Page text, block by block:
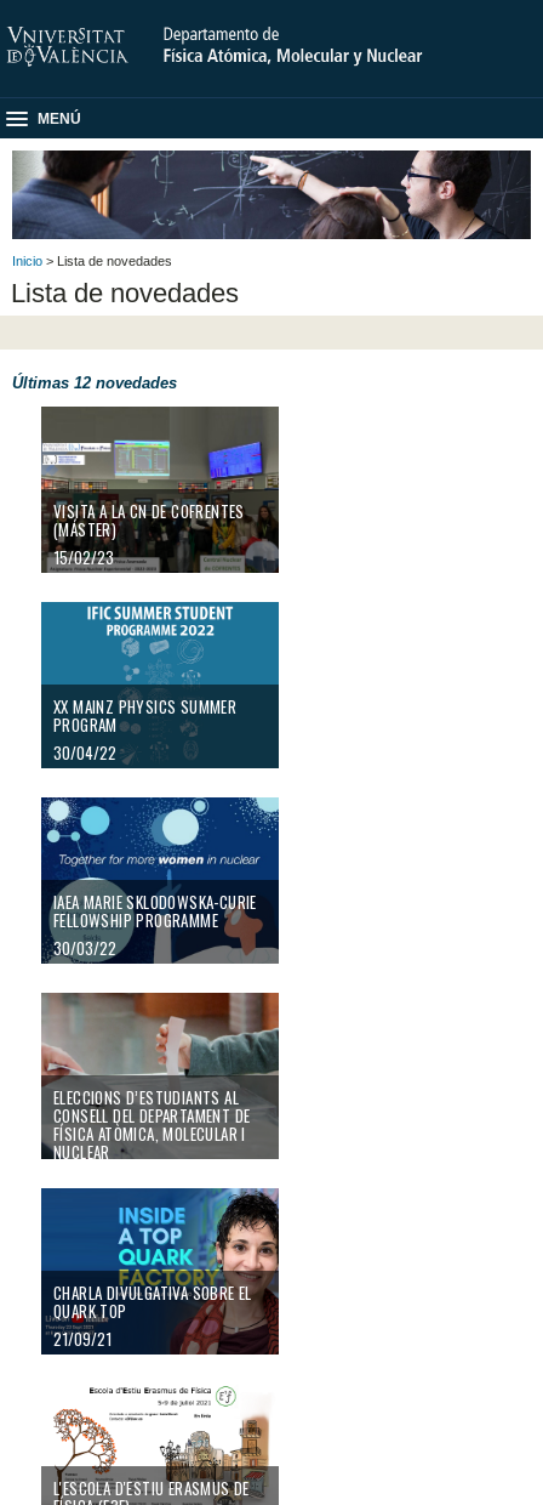
MENÚ
Inicio > Lista de novedades
Lista de novedades
Últimas 12 novedades
VISITA A LA CN DE COFRENTES
(MÁSTER)
15/02/23
XX MAINZ PHYSICS SUMMER PROGRAM
XX MAINZ PHYSICS SUMMER
PROGRAM
30/04/22
IAEA Marie Sklodowska-Curie Fellowship Programme
IAEA MARIE SKLODOWSKA-CURIE
FELLOWSHIP PROGRAMME
30/03/22
Eleccions d’Estudiants al Consell del Departament de Física Atòmica,
ELECCIONS D’ESTUDIANTS AL
CONSELL DEL DEPARTAMENT DE
FÍSICA ATÒMICA, MOLECULAR I
NUCLEAR
Charla divulgativa sobre el quark Top
CHARLA DIVULGATIVA SOBRE EL
QUARK TOP
21/09/21
L'Escola d'Estiu Erasmus de Física (E3F)
L'ESCOLA D'ESTIU ERASMUS DE